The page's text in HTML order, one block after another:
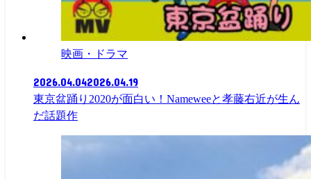
映画・ドラマ
2026.04.042026.04.19
東京盆踊り2020が面白い！Nameweeと孝藤右近が生ん
だ話題作